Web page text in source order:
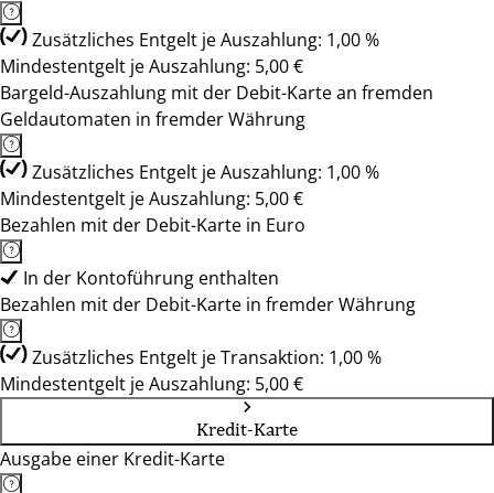
Zusätzliches Entgelt je Auszahlung: 1,00 %
Mindestentgelt je Auszahlung: 5,00 €
Bargeld-Auszahlung mit der Debit-Karte an fremden
Geldautomaten in fremder Währung
Zusätzliches Entgelt je Auszahlung: 1,00 %
Mindestentgelt je Auszahlung: 5,00 €
Bezahlen mit der Debit-Karte in Euro
In der Kontoführung enthalten
Bezahlen mit der Debit-Karte in fremder Währung
Zusätzliches Entgelt je Transaktion: 1,00 %
Mindestentgelt je Auszahlung: 5,00 €
Kredit-Karte
Ausgabe einer Kredit-Karte